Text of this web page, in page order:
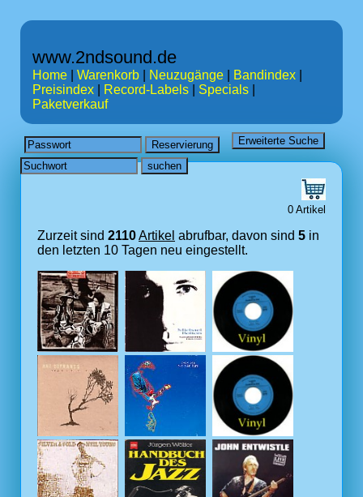
www.2ndsound.de
Home Warenkorb Neuzugänge Bandindex
Preisindex
Record-Labels Specials
Paketverkauf
0 Artikel
Zurzeit sind 2110Artikel abrufbar, davon sind 5 in
den letzten 10 Tagen neu eingestellt.